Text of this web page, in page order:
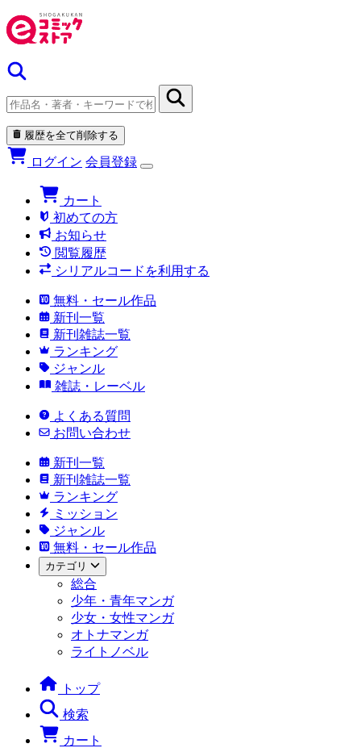
履歴を全て削除する
ログイン 会員登録
カート
初めての方
お知らせ
閲覧履歴
シリアルコードを利用する
無料・セール作品
新刊一覧
新刊雑誌一覧
ランキング
ジャンル
雑誌・レーベル
よくある質問
お問い合わせ
新刊一覧
新刊雑誌一覧
ランキング
ミッション
ジャンル
無料・セール作品
カテゴリ
総合
少年・青年マンガ
少女・女性マンガ
オトナマンガ
ライトノベル
トップ
検索
カート